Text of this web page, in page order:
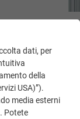
versatilità
con le
tetti,
dati, per
della
USA)”).
media esterni
Potete